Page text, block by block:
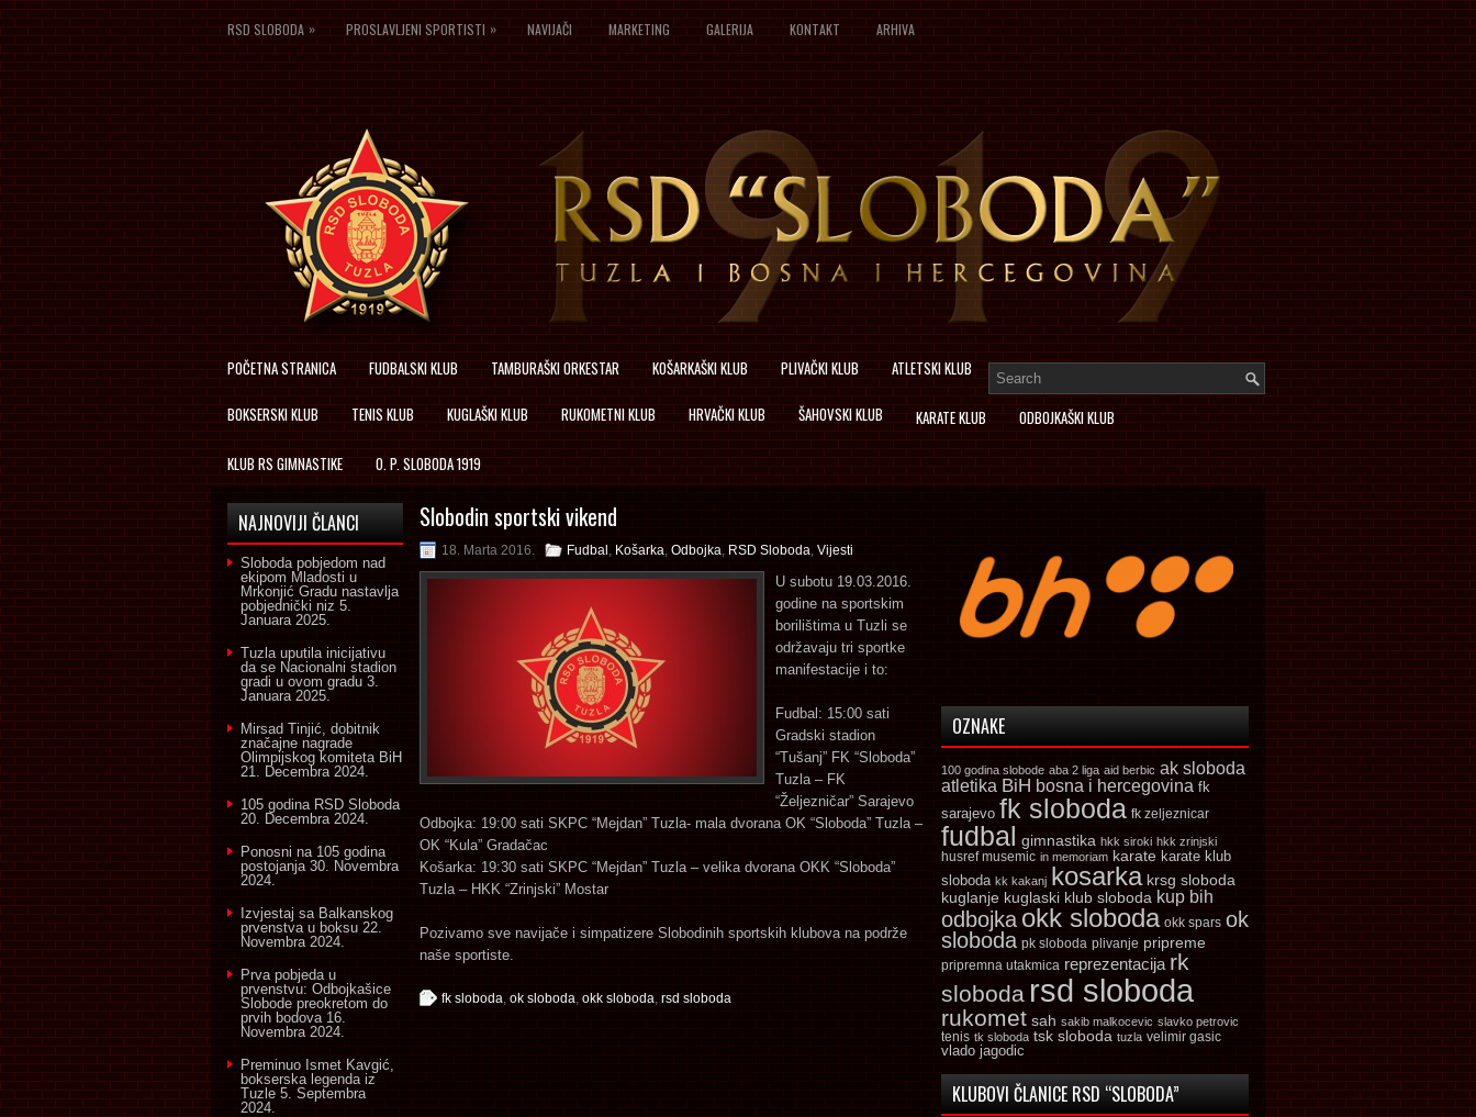
RSD SLOBODA » PROSLAVLJENI SPORTISTI » NAVIJAČI MARKETING GALERIJA KONTAKT ARHIVA
POČETNA STRANICA FUDBALSKI KLUB TAMBURAŠKI ORKESTAR KOŠARKAŠKI KLUB PLIVAČKI KLUB ATLETSKI KLUB
BOKSERSKI KLUB TENIS KLUB KUGLAŠKI KLUB RUKOMETNI KLUB HRVAČKI KLUB ŠAHOVSKI KLUB KARATE KLUB ODBOJKAŠKI KLUB
KLUB RS GIMNASTIKE O. P. SLOBODA 1919
Slobodin sportski vikend
18. Marta 2016. Fudbal , Košarka, Odbojka, RSD Sloboda, Vijesti
U subotu 19.03.2016.
godine na sportskim
borilištima u Tuzli se
održavaju tri sportke
manifestacije i to:
Fudbal: 15:00 sati
Gradski stadion
“Tušanj” FK “Sloboda”
Tuzla – FK
“Željezničar” Sarajevo
Odbojka: 19:00 sati SKPC “Mejdan” Tuzla- mala dvorana OK “Sloboda” Tuzla –
OK “Kula” Gradačac
Košarka: 19:30 sati SKPC “Mejdan” Tuzla – velika dvorana OKK “Sloboda”
Tuzla – HKK “Zrinjski” Mostar
Pozivamo sve navijače i simpatizere Slobodinih sportskih klubova na podrže
naše sportiste.
fk sloboda, ok sloboda, okk sloboda, rsd sloboda
NAJNOVIJI ČLANCI
Sloboda pobjedom nad
ekipom Mladosti u
Mrkonjić Gradu nastavlja
pobjednički niz 5.
Januara 2025.
Tuzla uputila inicijativu
da se Nacionalni stadion
gradi u ovom gradu 3.
Januara 2025.
Mirsad Tinjić, dobitnik
značajne nagrade
Olimpijskog komiteta BiH
21. Decembra 2024.
105 godina RSD Sloboda
20. Decembra 2024.
Ponosni na 105 godina
postojanja 30. Novembra
2024.
Izvjestaj sa Balkanskog
prvenstva u boksu 22.
Novembra 2024.
Prva pobjeda u
prvenstvu: Odbojkašice
Slobode preokretom do
prvih bodova 16.
Novembra 2024.
Preminuo Ismet Kavgić,
bokserska legenda iz
Tuzle 5. Septembra
2024.
OZNAKE
100 godina slobode aba 2 liga aid berbic ak sloboda
atletika BiH bosna i hercegovina fk
sarajevo fk sloboda fk zeljeznicar
fudbal gimnastika hkk siroki hkk zrinjski
husref musemic in memoriam karate karate klub
sloboda kk kakanj kosarka krsg sloboda
kuglanje kuglaski klub sloboda kup bih
odbojka okk sloboda okk spars ok
sloboda pk sloboda plivanje pripreme
pripremna utakmica reprezentacija rk
sloboda rsd sloboda
rukomet sah sakib malkocevic slavko petrovic
tenis tk sloboda tsk sloboda tuzla velimir gasic
vlado jagodic
KLUBOVI ČLANICE RSD “SLOBODA”